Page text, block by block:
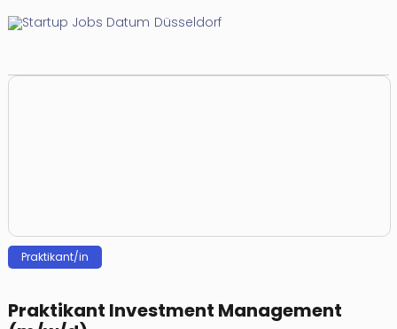
Düsseldorf
Prak­ti­kan­t/in
Praktikant Investment Management